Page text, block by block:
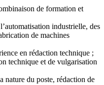
de formation et
industrielle, des
de machines
en rédaction technique ;
technique et de vulgarisation
nature du poste, rédaction de